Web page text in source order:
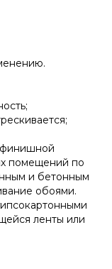
финишной
помещений по
и бетонным
обоями.
ленты или